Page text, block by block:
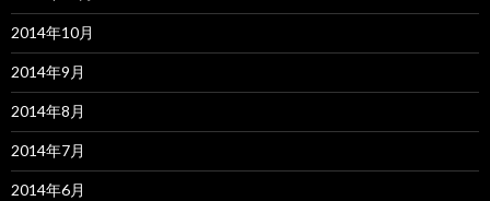
2014年10月
2014年9月
2014年8月
2014年7月
2014年6月